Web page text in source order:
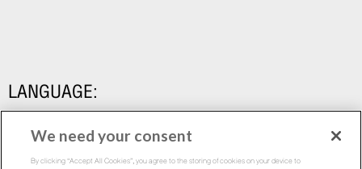
LANGUAGE:
We need your consent
By clicking “Accept All Cookies”, you agree to the storing of cookies on your device to